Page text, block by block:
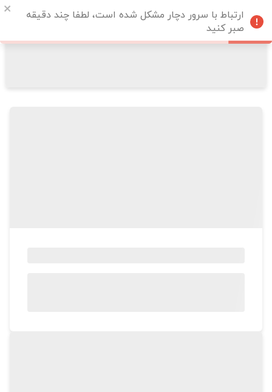
ارتباط با سرور دچار مشکل شده است، لطفا چند دقیقه
صبر کنید